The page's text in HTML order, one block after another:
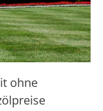
ohne